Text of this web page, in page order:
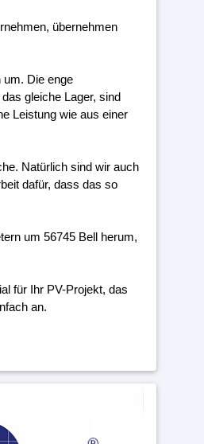
übernehmen
um. Die enge
gleiche Lager, sind
Leistung wie aus einer
Natürlich sind wir auch
dafür, dass das so
um 56745 Bell herum,
für Ihr PV-Projekt, das
an.